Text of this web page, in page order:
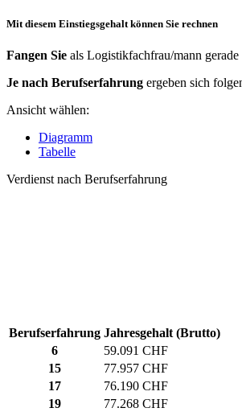
Mit diesem Einstiegsgehalt können Sie rechnen
Fangen Sie als Logistikfachfrau/mann
Je nach Berufserfahrung ergeben sich
Ansicht wählen:
Diagramm
Tabelle
Verdienst nach Berufserfahrung
Berufserfahrung Jahresgehalt (Brutto)
6
59.091 CHF
15
77.957 CHF
17
76.190 CHF
19
77.268 CHF